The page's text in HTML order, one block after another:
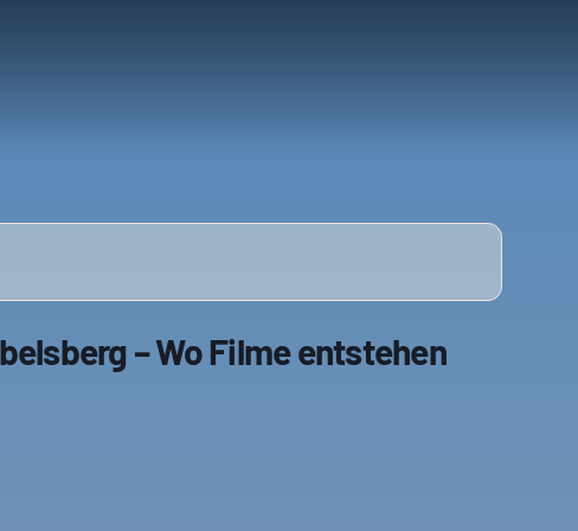
– Wo Filme entstehen